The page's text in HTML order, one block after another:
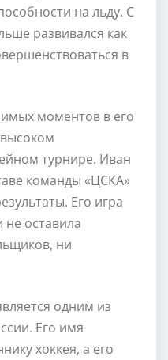
на льду. С
развивался как
в
моментов в его
турнире. Иван
команды «ЦСКА»
Его игра
оставила
ни
одним из
Его имя
хоккея, а его